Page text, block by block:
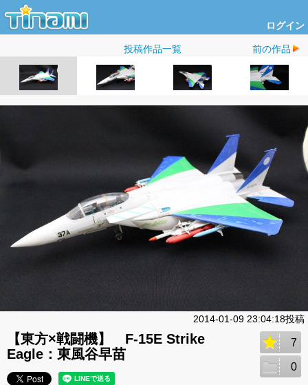
ログイン
投稿作品一覧 前の作品
2014-01-09 23:04:18投稿
【東方×戦闘機】 F-15E Strike
Eagle：東風谷早苗
7
0